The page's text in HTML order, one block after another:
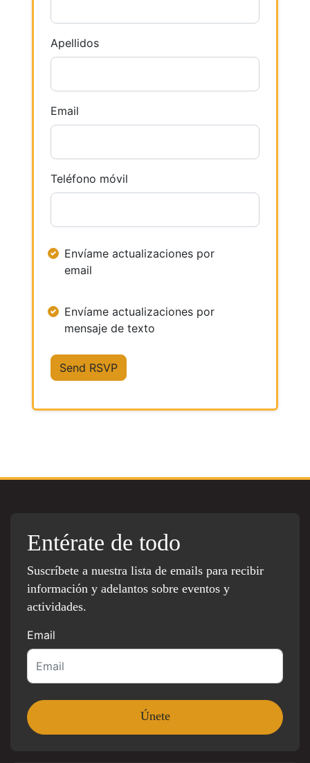
Apellidos
Email
Teléfono móvil
Envíame actualizaciones por
email
Envíame actualizaciones por
mensaje de texto
Entérate de todo
Suscríbete a nuestra lista de emails para recibir
información y adelantos sobre eventos y
actividades.
Email